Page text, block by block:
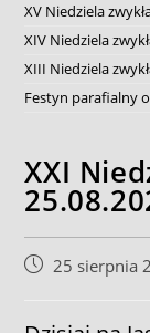
XV Niedziela
XIV Niedziela
XIII Niedziela
Festyn parafialny
XXI
Post25 sierpnia